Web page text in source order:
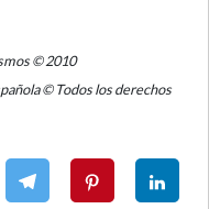
© 2010
© Todos los derechos